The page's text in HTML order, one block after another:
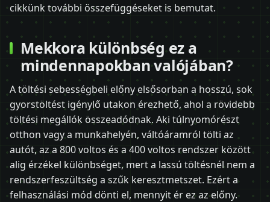
cikkünk további összefüggéseket is bemutat.
Mekkora különbség ez a
mindennapokban valójában?
A töltési sebességbeli előny elsősorban a hosszú, sok
gyorstöltést igénylő utakon érezhető, ahol a rövidebb
töltési megállók összeadódnak. Aki túlnyomórészt
otthon vagy a munkahelyén, váltóáramról tölti az
autót, az a 800 voltos és a 400 voltos rendszer között
alig érzékel különbséget, mert a lassú töltésnél nem a
rendszerfeszültség a szűk keresztmetszet. Ezért a
felhasználási mód dönti el, mennyit ér ez az előny.